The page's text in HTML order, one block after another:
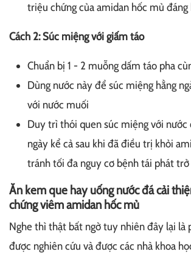
triệu chứng của amidan hốc mủ đáng
Cách 2: Súc miệng với giấm táo
Chuẩn bị 1 - 2 muỗng dấm táo pha
Dùng nước này để súc miệng hằng
với nước muối
Duy trì thói quen súc miệng với nước
ngày kể cả sau khi đã điều trị khỏi
tránh tối đa nguy cơ bệnh tái phát trở
Ăn kem que hay uống nước đá cải
chứng viêm amidan hốc mủ
Nghe thì thật bất ngờ tuy nhiên đây lại là
được nghiên cứu và được các nhà khoa